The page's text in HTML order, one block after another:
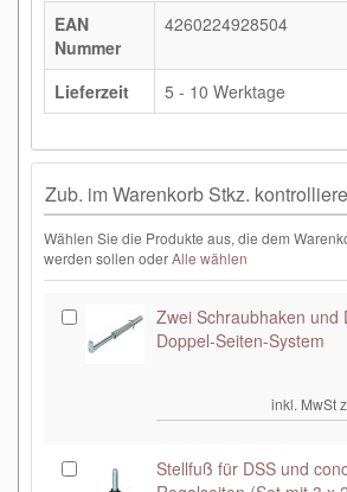
EAN
Nummer
4260224928504
Lieferzeit 5 - 10 Werktage
Zub. im Warenkorb Stkz.
Wählen Sie die Produkte aus, die dem
werden sollen oderAlle wählen
Zwei Schraubhaken und
Doppel-Seiten-System
inkl. MwSt
Stellfuß für DSS und